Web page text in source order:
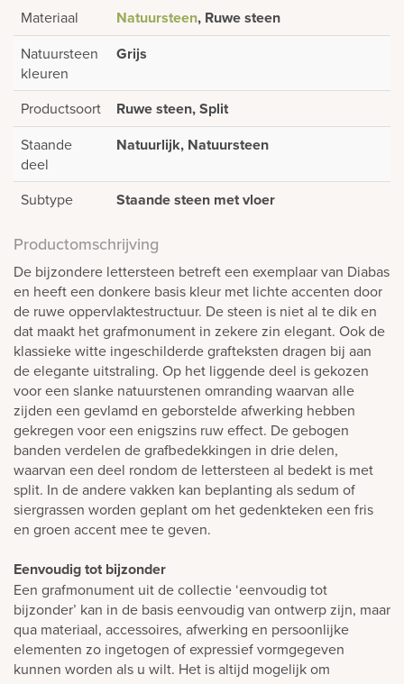
Materiaal Natuursteen, Ruwe steen
Natuursteen
kleuren
Grijs
Productsoort Ruwe steen, Split
Staande
deel
Natuurlijk, Natuursteen
Subtype Staande steen met vloer
Productomschrijving
De bijzondere lettersteen betreft een exemplaar van Diabas
en heeft een donkere basis kleur met lichte accenten door
de ruwe oppervlaktestructuur. De steen is niet al te dik en
dat maakt het grafmonument in zekere zin elegant. Ook de
klassieke witte ingeschilderde grafteksten dragen bij aan
de elegante uitstraling. Op het liggende deel is gekozen
voor een slanke natuurstenen omranding waarvan alle
zijden een gevlamd en geborstelde afwerking hebben
gekregen voor een enigszins ruw effect. De gebogen
banden verdelen de grafbedekkingen in drie delen,
waarvan een deel rondom de lettersteen al bedekt is met
split. In de andere vakken kan beplanting als sedum of
siergrassen worden geplant om het gedenkteken een fris
en groen accent mee te geven.
Eenvoudig tot bijzonder
Een grafmonument uit de collectie ‘eenvoudig tot
bijzonder’ kan in de basis eenvoudig van ontwerp zijn, maar
qua materiaal, accessoires, afwerking en persoonlijke
elementen zo ingetogen of expressief vormgegeven
kunnen worden als u wilt. Het is altijd mogelijk om